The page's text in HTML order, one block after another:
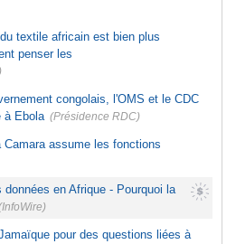
textile africain est bien plus
penser les
congolais, l'OMS et le CDC
à Ebola (Présidence RDC)
Camara assume les fonctions
données en Afrique - Pourquoi la
pour des questions liées à